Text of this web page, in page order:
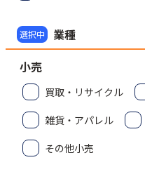
選択中
業種
小売
買取・リサイクル
雑貨・アパレル
その他小売